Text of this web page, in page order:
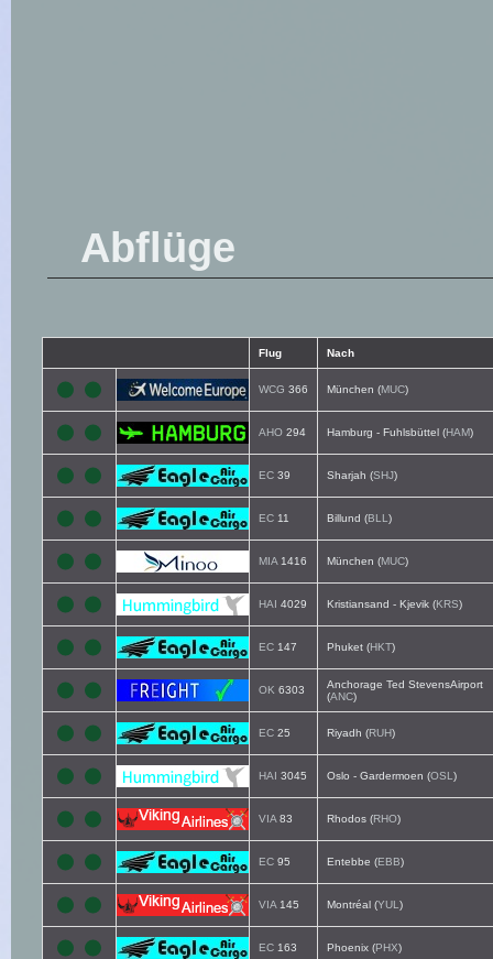
Abflüge
Flug Nach
WCG 366 München (MUC)
AHO 294 Hamburg - Fuhlsbüttel (HAM)
EC 39 Sharjah (SHJ)
EC 11 Billund (BLL )
MIA 1416 München (MUC)
HAI 4029 Kristiansand - Kjevik (KRS)
EC 147 Phuket (HKT)
OK 6303
Anchorage Ted StevensAirport
(ANC)
EC 25 Riyadh (RUH)
HAI 3045 Oslo - Gardermoen (OSL )
VIA 83 Rhodos (RHO)
EC 95 Entebbe (EBB)
VIA 145 Montréal (YUL )
EC 163 Phoenix (PHX)